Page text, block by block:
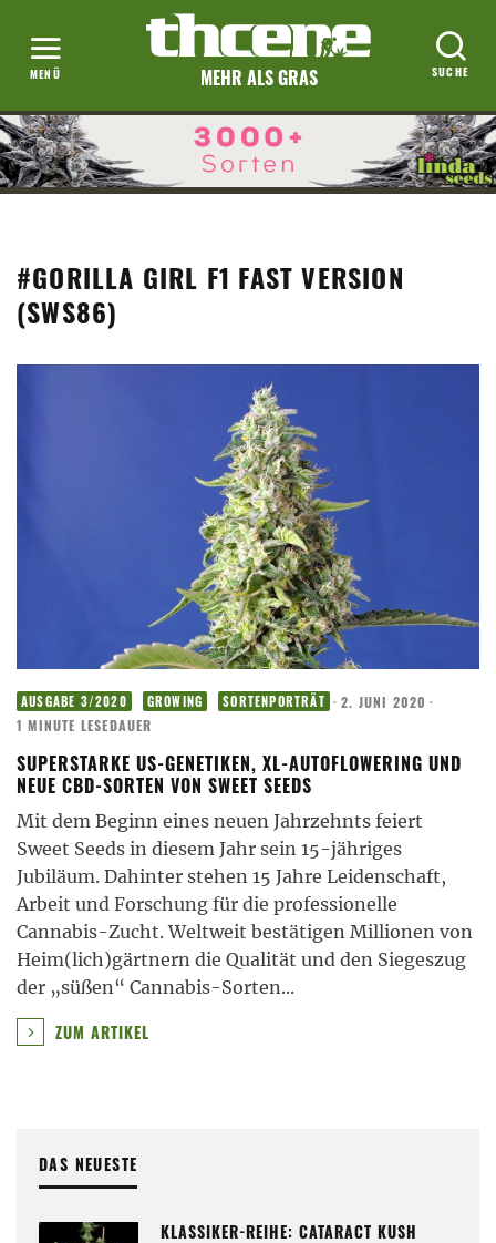
MEHR ALS GRAS
#GORILLA GIRL F1 FAST VERSION
(SWS86)
AUSGABE 3/2020 GROWING SORTENPORTRÄT · 2. JUNI 2020 ·
1 MINUTE LESEDAUER
SUPERSTARKE US-GENETIKEN, XL-AUTOFLOWERING UND
NEUE CBD-SORTEN VON SWEET SEEDS
Mit dem Beginn eines neuen Jahrzehnts feiert
Sweet Seeds in diesem Jahr sein 15-jähriges
Jubiläum. Dahinter stehen 15 Jahre Leidenschaft,
Arbeit und Forschung für die professionelle
Cannabis-Zucht. Weltweit bestätigen Millionen von
Heim(lich)gärtnern die Qualität und den Siegeszug
der „süßen“ Cannabis-Sorten...
ZUM ARTIKEL
DAS NEUESTE
KLASSIKER-REIHE: CATARACT KUSH